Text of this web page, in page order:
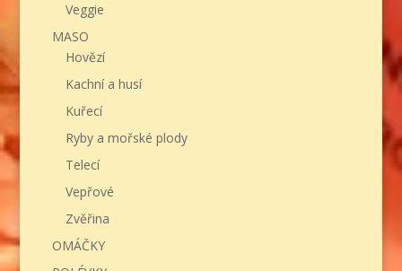
Veggie
MASO
Hovězí
Kachní a husí
Kuřecí
Ryby a mořské plody
Telecí
Vepřové
Zvěřina
OMÁČKY